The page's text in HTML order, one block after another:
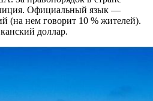
Официальный язык —
(на нем говорит 10 % жителей).
доллар.